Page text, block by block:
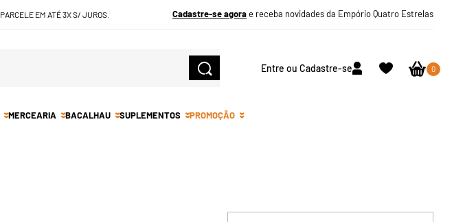
PARCELE EM ATÉ 3X S/ JUROS. Cadastre-se agorae receba novidades da Empório Quatro Estrelas
Entre ou Cadastre-se 0
MERCEARIA BACALHAU SUPLEMENTOS PROMOÇÃO